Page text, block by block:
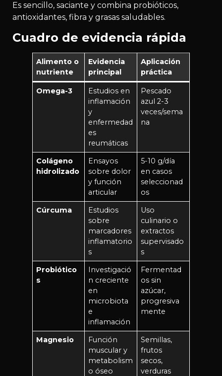
Es sencillo, saciante y combina probióticos,
antioxidantes, fibra y grasas saludables.
Cuadro de evidencia rápida
Alimento o
nutriente
Evidencia
principal
Aplicación
práctica
Omega-3
Estudios en
inflamación
y
enfermedad
es
reumáticas
Pescado
azul 2-3
veces/sema
na
Colágeno
hidrolizado
Ensayos
sobre dolor
y función
articular
5-10 g/día
en casos
seleccionad
os
Cúrcuma
Estudios
sobre
marcadores
inflamatorio
s
Uso
culinario o
extractos
supervisado
s
Probiótico
s
Investigació
n creciente
en
microbiota
e
inflamación
Fermentad
os sin
azúcar,
progresiva
mente
Magnesio
Función
muscular y
metabolism
o óseo
Semillas,
frutos
secos,
verduras